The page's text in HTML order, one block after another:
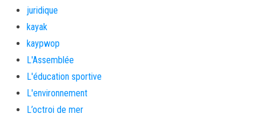
juridique
kayak
kaypwop
L'Assemblée
L'éducation sportive
L'environnement
L’octroi de mer